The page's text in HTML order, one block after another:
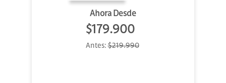
Ahora Desde
$179.900
Antes:$219.990